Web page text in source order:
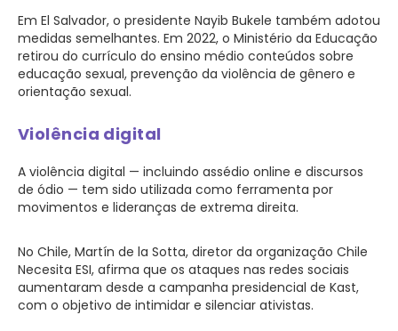
Em El Salvador, o presidente Nayib Bukele também adotou
medidas semelhantes. Em 2022, o Ministério da Educação
retirou do currículo do ensino médio conteúdos sobre
educação sexual, prevenção da violência de gênero e
orientação sexual.
Violência digital
A violência digital — incluindo assédio online e discursos
de ódio — tem sido utilizada como ferramenta por
movimentos e lideranças de extrema direita.
No Chile, Martín de la Sotta, diretor da organização Chile
Necesita ESI, afirma que os ataques nas redes sociais
aumentaram desde a campanha presidencial de Kast,
com o objetivo de intimidar e silenciar ativistas.